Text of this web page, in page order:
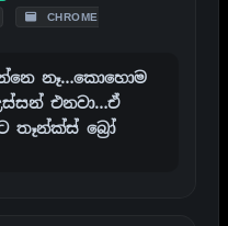
CHROME
නෑ…කොහොම
එනවා…ඒ
තෑන්ක්ස් බ්‍රෝ